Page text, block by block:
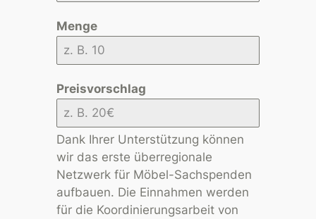
Menge
Preisvorschlag
Dank Ihrer Unterstützung können
wir das erste überregionale
Netzwerk für Möbel-Sachspenden
aufbauen. Die Einnahmen werden
für die Koordinierungsarbeit von